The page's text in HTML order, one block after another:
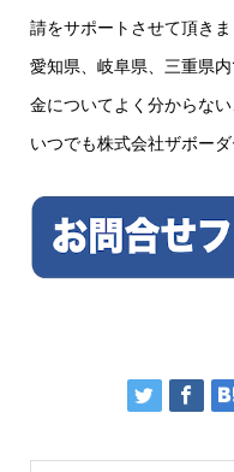
請をサポートさせて頂きま
愛知県、岐阜県、三重県
金についてよく分からな
いつでも株式会社ザボー